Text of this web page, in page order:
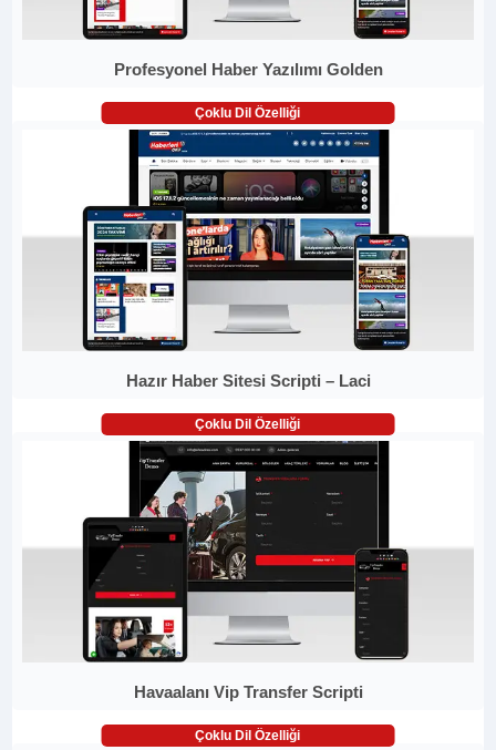
Profesyonel Haber Yazılımı Golden
Çoklu Dil Özelliği
Hazır Haber Sitesi Scripti – Laci
Çoklu Dil Özelliği
Havaalanı Vip Transfer Scripti
Çoklu Dil Özelliği